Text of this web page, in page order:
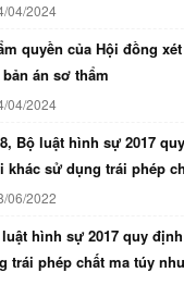
04/2024
quyền của Hội đồng
án sơ thẩm
04/2024
Bộ luật hình sự 2017
sử dụng trái phép
06/2022
hình sự 2017 quy
trái phép chất ma túy